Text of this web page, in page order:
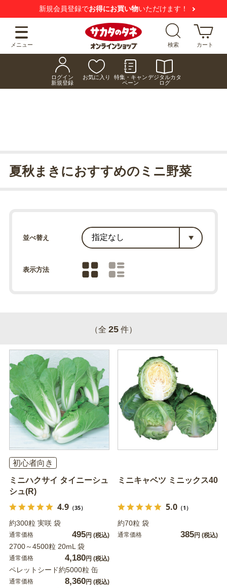
新規会員登録でお得にお買い物いただけます！
メニュー 検索 カート
ログイン
新規登録
お気に入り
特集・キャン
ペーン
デジタルカタ
ログ
夏秋まきにおすすめのミニ野菜
並べ替え
表示方法
（全 25 件）
初心者向き
ミニハクサイ タイニーシュ
シュ(R)
4.9（35）
約300粒 実咲 袋
通常価格 495円 (税込)
2700～4500粒 20mL 袋
通常価格 4,180円 (税込)
ペレットシード約5000粒 缶
通常価格 8,360円 (税込)
ミニキャベツ ミニックス40
5.0（1）
約70粒 袋
通常価格 385円 (税込)